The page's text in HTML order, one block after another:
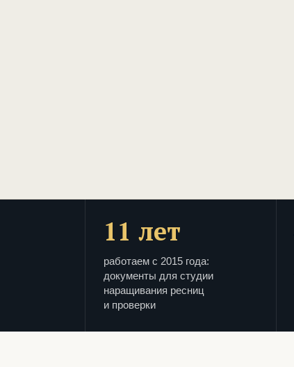
11 лет
работаем с 2015 года:
документы для студии
наращивания ресниц
и проверки